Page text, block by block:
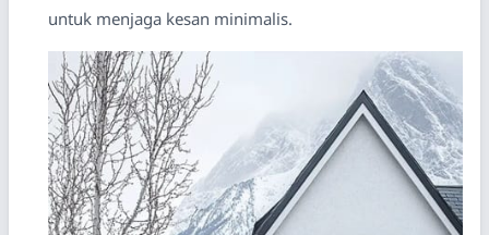
untuk menjaga kesan minimalis.